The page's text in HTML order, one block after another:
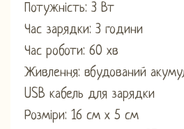
Потужність: 3 Вт
Час зарядки: 3 години
Час роботи: 60 хв
Живлення: вбудований
USB кабель для зарядки
Розміри: 16 см х 5 см